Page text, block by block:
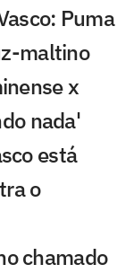
Puma
maltino
x
nada'
está
o
chamado